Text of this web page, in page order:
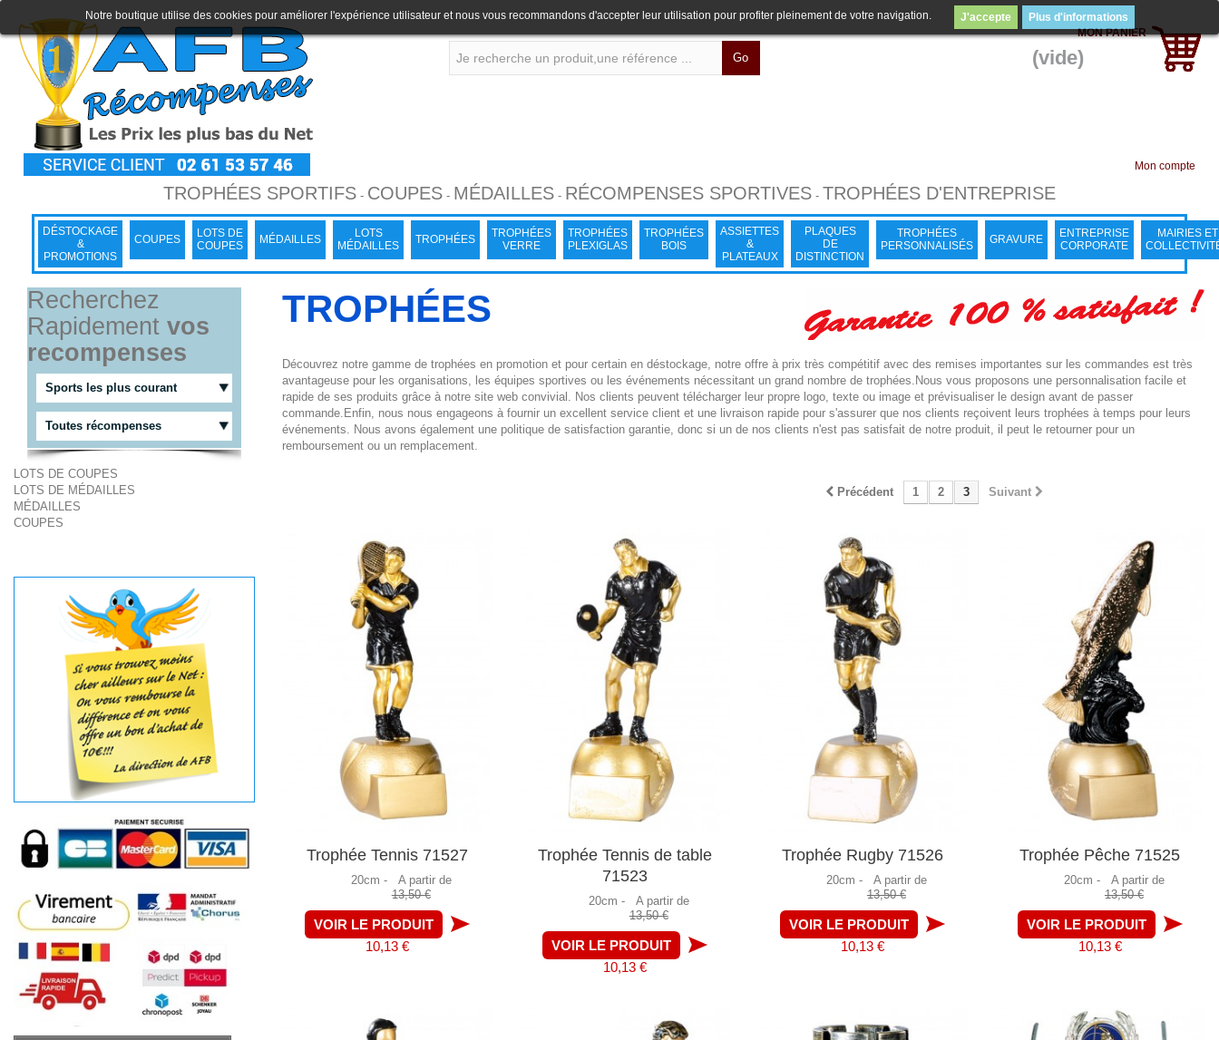
Go
MON PANIER
(vide)
Mon compte
TROPHÉES SPORTIFS- COUPES- MÉDAILLES- RÉCOMPENSES SPORTIVES- TROPHÉES D'ENTREPRISE
DÉSTOCKAGE
&
PROMOTIONS
COUPES
LOTS DE
COUPES
MÉDAILLES
LOTS
MÉDAILLES
TROPHÉES
TROPHÉES
VERRE
TROPHÉES
PLEXIGLAS
TROPHÉES
BOIS
ASSIETTES
&
PLATEAUX
PLAQUES
DE
DISTINCTION
TROPHÉES
PERSONNALISÉS
GRAVURE
ENTREPRISE
CORPORATE
MAIRIES ET
Notre boutique utilise des cookies pour améliorer l'expérience utilisateur et nous vous recommandons d'accepter leur utilisation pour profiter pleinement de votre navigation. J'accepte Plus d'informations
Recherchez
Rapidement vos
recompenses
Sports les plus courant
Toutes récompenses
LOTS DE COUPES
LOTS DE MÉDAILLES
MÉDAILLES
COUPES
TROPHÉES
Découvrez notre gamme de trophées en promotion et pour certain en déstockage, notre offre à prix très compétitif avec des remises importantes sur les commandes est très
avantageuse pour les organisations, les équipes sportives ou les événements nécessitant un grand nombre de trophées.Nous vous proposons une personnalisation facile et
rapide de ses produits grâce à notre site web convivial. Nos clients peuvent télécharger leur propre logo, texte ou image et prévisualiser le design avant de passer
commande.Enfin, nous nous engageons à fournir un excellent service client et une livraison rapide pour s'assurer que nos clients reçoivent leurs trophées à temps pour leurs
événements. Nous avons également une politique de satisfaction garantie, donc si un de nos clients n'est pas satisfait de notre produit, il peut le retourner pour un
remboursement ou un remplacement.
Précédent 1 2 3 Suivant
Trophée Tennis 71527
20cm -
A partir de
13,50 €
VOIR LE PRODUIT
10,13 €
Trophée Tennis de table
71523
20cm -
A partir de
13,50 €
VOIR LE PRODUIT
10,13 €
Trophée Rugby 71526
20cm -
A partir de
13,50 €
VOIR LE PRODUIT
10,13 €
Trophée Pêche 71525
20cm -
A partir de
13,50 €
VOIR LE PRODUIT
10,13 €